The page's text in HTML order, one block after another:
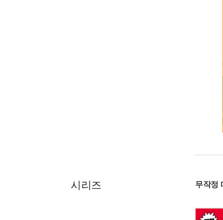
시리즈 무작정